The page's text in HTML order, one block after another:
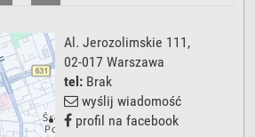
Al. Jerozolimskie 111 ,
02-017 Warszawa
tel: Brak
wyślij wiadomość
profil na facebook